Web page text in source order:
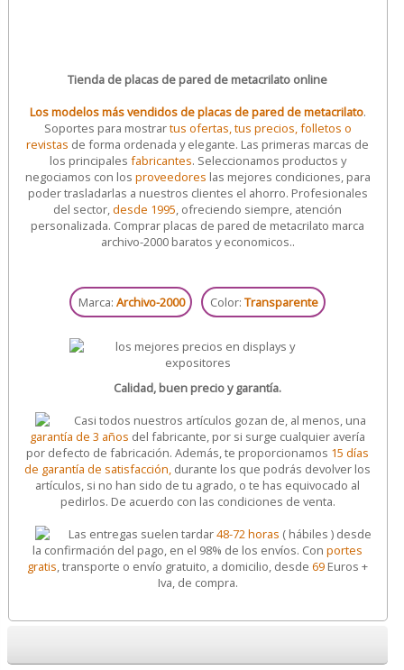
Tienda de placas de pared de metacrilato online
Los modelos más vendidos de placas de pared de metacrilato.
Soportes para mostrartus ofertas, tus precios, folletos o
revistas de forma ordenada y elegante. Las primeras marcas de
los principales fabricantes. Seleccionamos productos y
negociamos con los proveedores las mejores condiciones, para
poder trasladarlas a nuestros clientes el ahorro. Profesionales
del sector,desde 1995, ofreciendo siempre, atención
personalizada. Comprar placas de pared de metacrilato marca
archivo-2000 baratos y economicos..
Marca:Archivo-2000 Color:Transparente
Calidad, buen precio y garantía.
Casi todos nuestros artículos gozan de, al menos, una
garantía de 3 años del fabricante, por si surge cualquier avería
por defecto de fabricación. Además, te proporcionamos 15 días
de garantía de satisfacción, durante los que podrás devolver los
artículos, si no han sido de tu agrado, o te has equivocado al
pedirlos. De acuerdo con las condiciones de venta.
Las entregas suelen tardar48-72 horas ( hábiles ) desde
la confirmación del pago, en el 98% de los envíos. Conportes
gratis, transporte o envío gratuito, a domicilio, desde69 Euros +
Iva, de compra.